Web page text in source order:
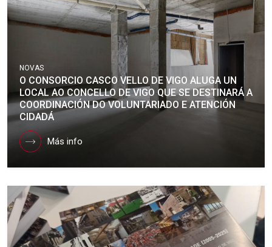
NOVAS
O CONSORCIO CASCO VELLO DE VIGO ALUGA UN
LOCAL AO CONCELLO DE VIGO QUE SE DESTINARÁ A
COORDINACIÓN DO VOLUNTARIADO E ATENCIÓN
CIDADÁ
Más info